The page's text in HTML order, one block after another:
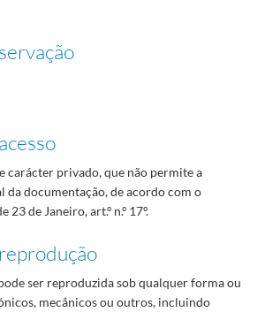
carácter privado, que não permite a
documentação, de acordo com o
23 de Janeiro, art.º n.º 17º.
ser reproduzida sob qualquer forma ou
mecânicos ou outros, incluindo